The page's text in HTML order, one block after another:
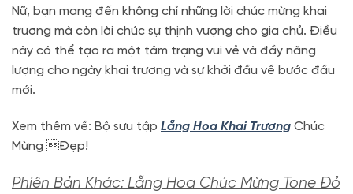
Nữ, bạn mang đến không chỉ những lời chúc mừng khai
trương mà còn lời chúc sự thịnh vượng cho gia chủ. Điều
này có thể tạo ra một tâm trạng vui vẻ và đầy năng
lượng cho ngày khai trương và sự khởi đầu về bước đầu
mới.
Xem thêm về: Bộ sưu tập Lẵng Hoa Khai Trương Chúc
Mừng Đẹp!
Phiên Bản Khác: Lẵng Hoa Chúc Mừng Tone Đỏ